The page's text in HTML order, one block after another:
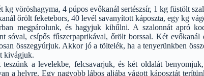
vöröshagyma, 4 púpos evőkanál sertészsír, 1 kg füstölt
őrölt feketebors, 40 levél savanyított káposzta, egy kg
megpárolunk, és hagyjuk kihűlni. A szalonnát apró
sóval, csípős fűszerpaprikával, őrölt borssal. Két evőkanál
összegyúrjuk. Akkor jó a töltelék, ha a tenyerünkben
kivágjuk.
teszünk a levelekbe, felcsavarjuk, és két oldalát
a helyre. Egy nagyobb lábos aljába vágott káposztát